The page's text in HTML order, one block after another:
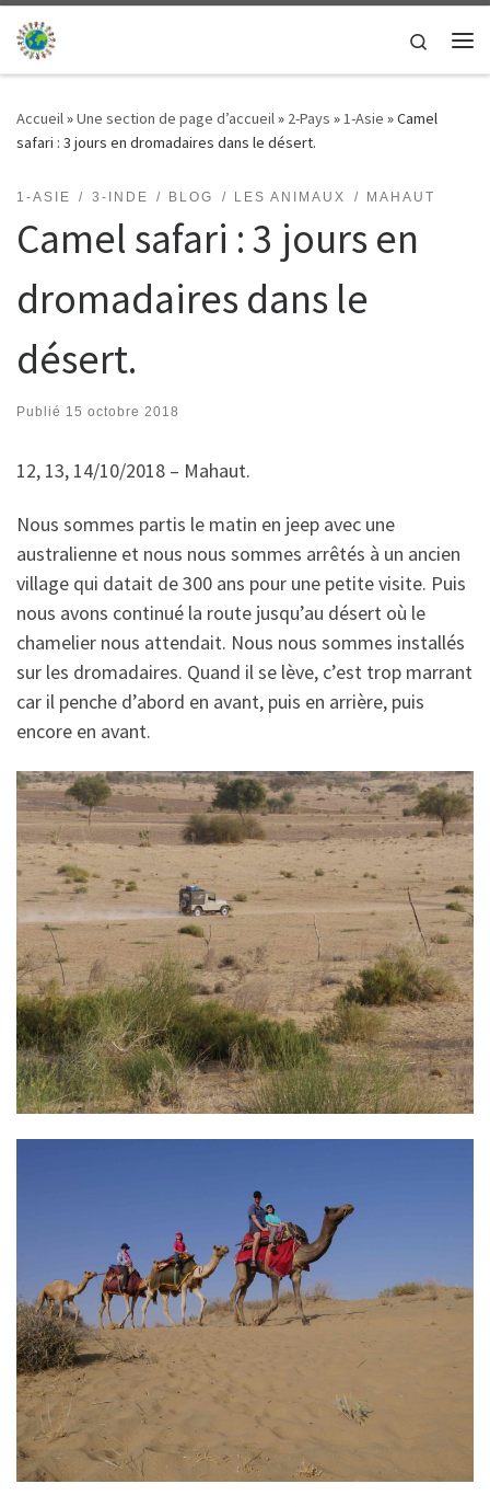
Passer au contenu
Search
Accueil»Une section de page d’accueil» 2-Pays »1-Asie »Camel
safari : 3 jours en dromadaires dans le désert.
1-ASIE 3-INDE BLOG LES ANIMAUX MAHAUT
Camel safari : 3 jours en
dromadaires dans le
désert.
Publié 15 octobre 2018
12, 13, 14/10/2018 – Mahaut.
Nous sommes partis le matin en jeep avec une
australienne et nous nous sommes arrêtés à un ancien
village qui datait de 300 ans pour une petite visite. Puis
nous avons continué la route jusqu’au désert où le
chamelier nous attendait. Nous nous sommes installés
sur les dromadaires. Quand il se lève, c’est trop marrant
car il penche d’abord en avant, puis en arrière, puis
encore en avant.